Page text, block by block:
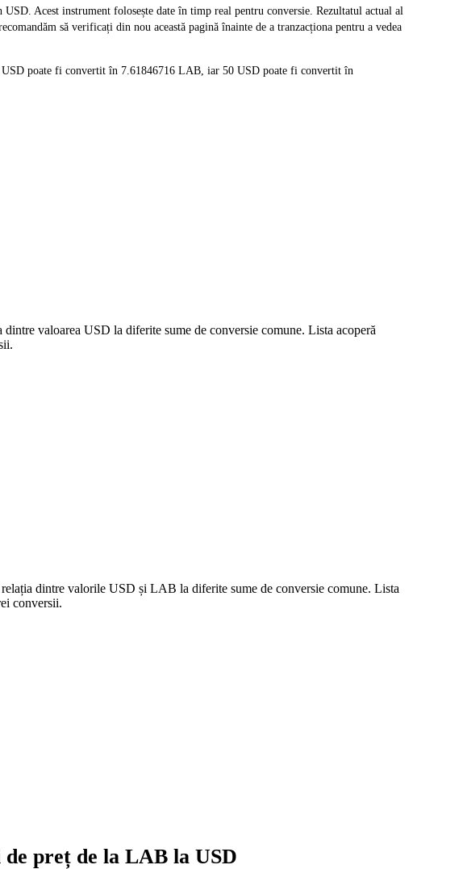
Acest instrument folosește date în timp real pentru conversie. Rezultatul actual al
să verificați din nou această pagină înainte de a tranzacționa pentru a vedea
USD poate fi convertit în 7.61846716 LAB, iar 50 USD poate fi convertit în
valoarea USD la diferite sume de conversie comune. Lista acoperă
dintre valorile USD și LAB la diferite sume de conversie comune. Lista
conversii.
preț de la LAB la USD